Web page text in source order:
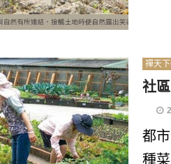
禪天
社
都
種